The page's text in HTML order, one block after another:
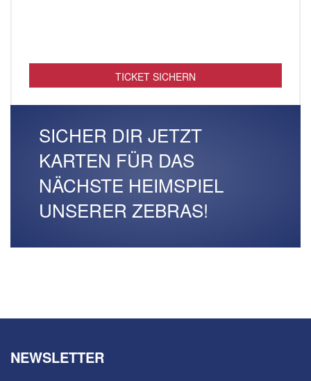
TICKET SICHERN
SICHER DIR JETZT
KARTEN FÜR DAS
NÄCHSTE HEIMSPIEL
UNSERER ZEBRAS!
NEWSLETTER